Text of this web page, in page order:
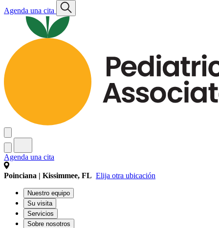
Agenda una cita
Agenda una cita
Poinciana | Kissimmee, FL Elija otra ubicación
Nuestro equipo
Su visita
Servicios
Sobre nosotros